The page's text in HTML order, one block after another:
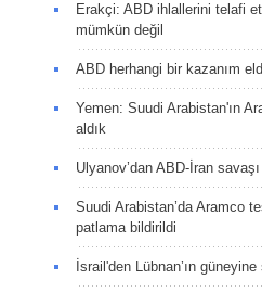
Erakçi: ABD ihlallerini telafi
mümkün değil
ABD herhangi bir kazanım
Yemen: Suudi Arabistan'ın
aldık
Ulyanov’dan ABD-İran
Suudi Arabistan’da Aramco
patlama bildirildi
İsrail'den Lübnan’ın